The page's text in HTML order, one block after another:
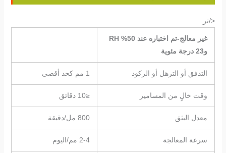
</تر
غير معالج-تم اختباره عند 50% RH
التدفق أو الترهل أو الركود
وقت خالٍ من المسامير
معدل البثق 800 مل/دقيقة
سرعة المعالجة 2-4 مم/اليوم